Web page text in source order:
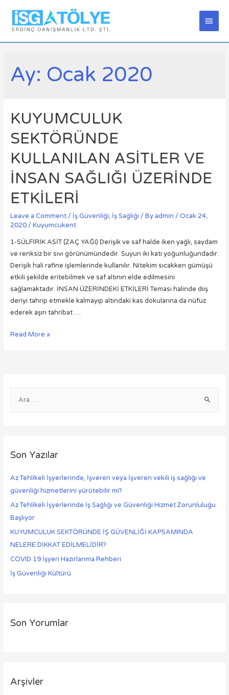
Main
:Son Yazılar
Az Tehlikeli İşyerlerinde, İşveren veya İşveren vekili iş sağlığı ve
güvenliği hizmetlerini yürütebilir mi?
Az Tehlikeli İşyerlerinde İş Sağlığı ve Güvenliği Hizmet Zorunluluğu
Başlıyor
KUYUMCULUK SEKTÖRÜNDE İŞ GÜVENLİĞİ KAPSAMINDA
NELERE DİKKAT EDİLMELİDİR?
COVID 19 İşyeri Hazırlanma Rehberi
İş Güvenliği Kültürü
Son Yorumlar
Arşivler
Ay: Ocak 2020
KUYUMCULUK
SEKTÖRÜNDE
KULLANILAN ASİTLER VE
İNSAN SAĞLIĞI ÜZERİNDE
ETKİLERİ
Leave a Comment / İş Güvenliği, İş Sağlığı / By admin / Ocak 24,
2020/ Kuyumcukent
1-SÜLFİRİK ASİT (ZAÇ YAĞI) Derişik ve saf halde iken yağlı, saydam
ve renksiz bir sıvı görünümündedir. Suyun iki katı yoğunluğundadır.
Derişik hali rafine işlemlerinde kullanılır. Nitekim sıcakken gümüşü
etkili şekilde eritebilmek ve saf altının elde edilmesini
sağlamaktadır. İNSAN ÜZERİNDEKİ ETKİLERİ Teması halinde dıiş
deriyi tahrip etmekle kalmayıp altındaki kas dokularına da nüfuz
ederek aşırı tahribat …
KUYUMCULUK
SAĞLIĞI
Read More »